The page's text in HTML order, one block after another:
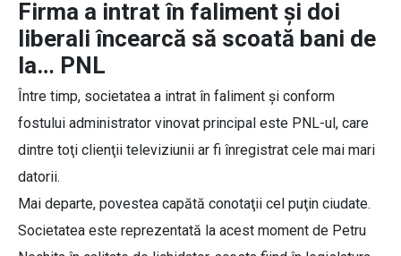
Firma a intrat în faliment şi doi
liberali încearcă să scoată bani de
la… PNL
Între timp, societatea a intrat în faliment şi conform
fostului administrator vinovat principal este PNL-ul, care
dintre toţi clienţii televiziunii ar fi înregistrat cele mai mari
datorii.
Mai departe, povestea capătă conotaţii cel puţin ciudate.
Societatea este reprezentată la acest moment de Petru